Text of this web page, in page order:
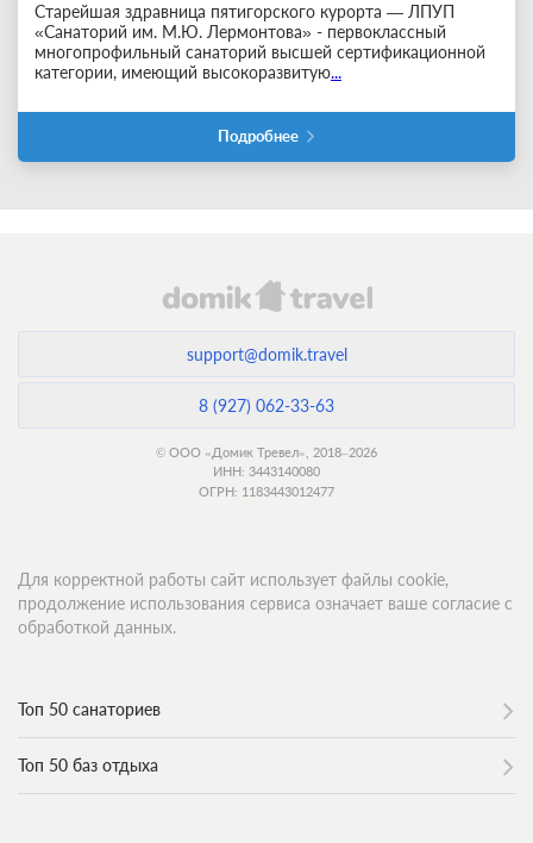
Старейшая здравница пятигорского курорта — ЛПУП
«Санаторий им. М.Ю. Лермонтова» - первоклассный
многопрофильный санаторий высшей сертификационной
категории, имеющий высокоразвитую...
Подробнее
support@domik.travel
8 (927) 062-33-63
© ООО «Домик Тревел», 2018–2026
ИНН: 3443140080
ОГРН: 1183443012477
Топ 50 санаториев
Топ 50 баз отдыха
Для корректной работы сайт использует файлы cookie,
продолжение использования сервиса означает ваше согласие с
обработкой данных.